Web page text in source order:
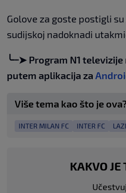
Golove za goste postigli
sudijskoj nadoknadi
╰┈➤ Program N1
putem aplikacija za
Više tema kao što je
INTER MILAN FC INTER FC
KAKVO JE